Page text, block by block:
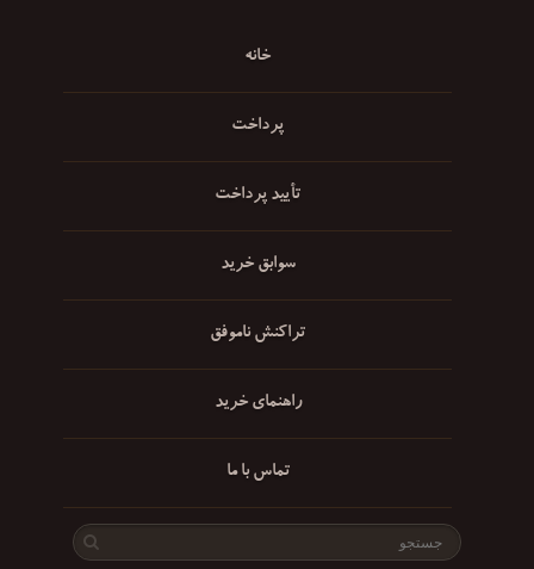
خانه
پرداخت
تأیید پرداخت
سوابق خرید
تراکنش ناموفق
راهنمای خرید
تماس با ما